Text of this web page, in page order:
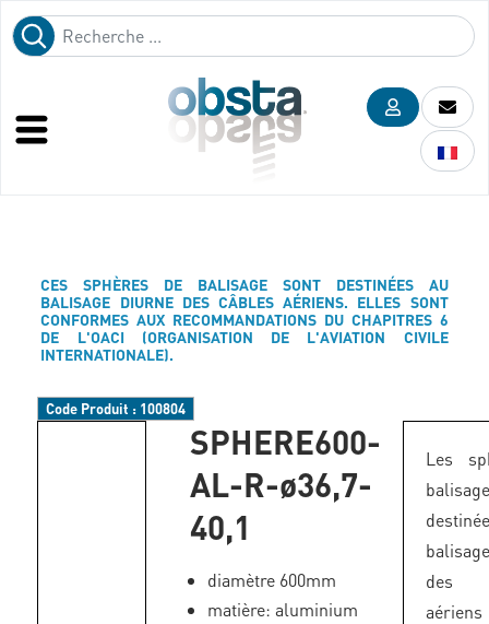
CES SPHÈRES DE BALISAGE SONT DESTINÉES AU
BALISAGE DIURNE DES CÂBLES AÉRIENS. ELLES SONT
CONFORMES AUX RECOMMANDATIONS DU CHAPITRES 6
DE L'OACI (ORGANISATION DE L'AVIATION CIVILE
INTERNATIONALE).
Code Produit : 100804
SPHERE600-
AL-R-ø36,7-
40,1
diamètre 600mm
matière: aluminium
Les
des